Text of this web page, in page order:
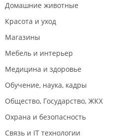
Домашние животные
Красота и уход
Магазины
Мебель и интерьер
Медицина и здоровье
Обучение, наука, кадры
Общество, Государство, ЖКХ
Охрана и безопасность
Связь и IT технологии